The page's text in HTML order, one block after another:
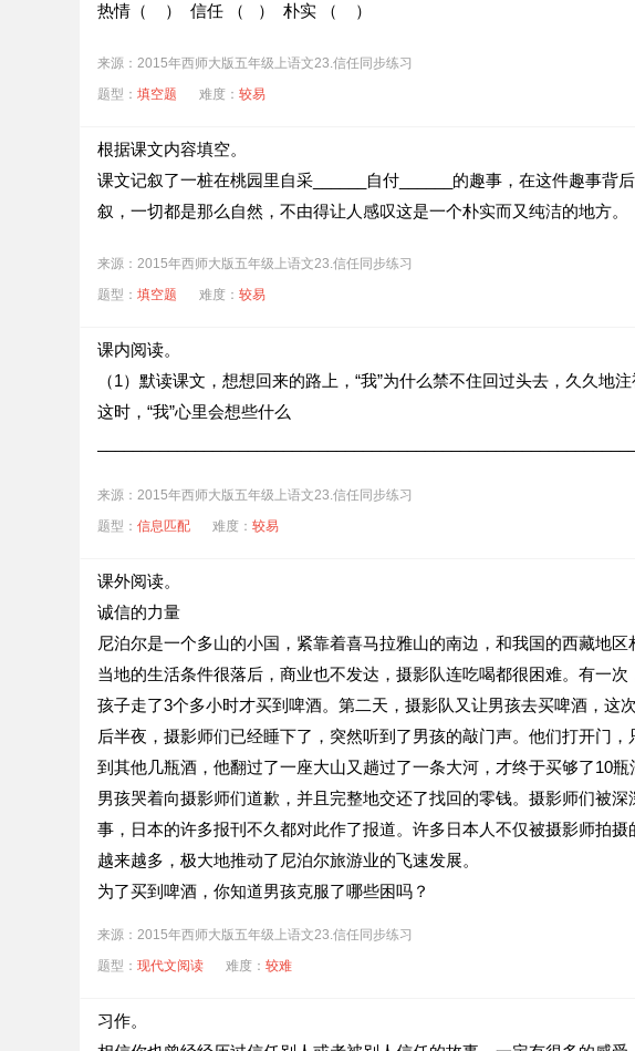
热情（ ） 信任 （ ） 朴实 （ ）
来源：2015年西师大版五年级上语文23.信任同步练习
题型： 填空题 难度： 较易
根据课文内容填空。
课文记叙了一桩在桃园里自采______自付______的趣事，在这件趣事背
叙，一切都是那么自然，不由得让人感叹这是一个朴实而又纯洁的地方。
来源：2015年西师大版五年级上语文23.信任同步练习
题型： 填空题 难度： 较易
课内阅读。
（1）默读课文，想想回来的路上，“我”为什么禁不住回过头去，久久地
这时，“我”心里会想些什么
来源：2015年西师大版五年级上语文23.信任同步练习
题型： 信息匹配 难度： 较易
课外阅读。
诚信的力量
尼泊尔是一个多山的小国，紧靠着喜马拉雅山的南边，和我国的西藏地
当地的生活条件很落后，商业也不发达，摄影队连吃喝都很困难。有一
孩子走了3个多小时才买到啤酒。第二天，摄影队又让男孩去买啤酒，这
后半夜，摄影师们已经睡下了，突然听到了男孩的敲门声。他们打开门
到其他几瓶酒，他翻过了一座大山又趟过了一条大河，才终于买够了10
男孩哭着向摄影师们道歉，并且完整地交还了找回的零钱。摄影师们被
事，日本的许多报刊不久都对此作了报道。许多日本人不仅被摄影师拍
越来越多，极大地推动了尼泊尔旅游业的飞速发展。
为了买到啤酒，你知道男孩克服了哪些困吗？
日本摄影师们对男孩的猜测是___________________________。后来又
由这篇短文，你可以联想到这些名句名言（写出两条）：
来源：2015年西师大版五年级上语文23.信任同步练习
题型： 现代文阅读 难度： 较难
习作。